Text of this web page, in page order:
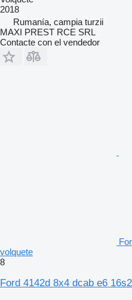
2018
Rumanía, campia turzii
MAXI PREST RCE SRL
Contacte con el vendedor
volquete
8
Ford 4142d 8x4 dcab e6